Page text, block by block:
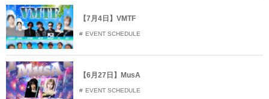
【7月4日】VMTF
EVENT SCHEDULE
【6月27日】MusA
EVENT SCHEDULE